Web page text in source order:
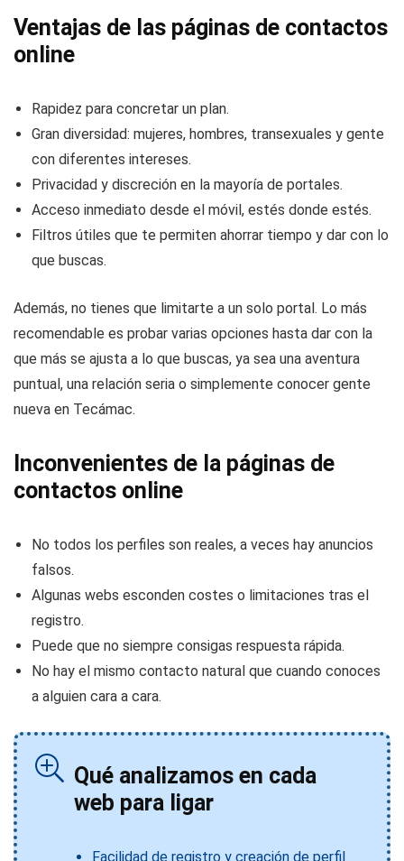
Ventajas de las páginas de contactos
online
Rapidez para concretar un plan.
Gran diversidad: mujeres, hombres, transexuales y gente
con diferentes intereses.
Privacidad y discreción en la mayoría de portales.
Acceso inmediato desde el móvil, estés donde estés.
Filtros útiles que te permiten ahorrar tiempo y dar con lo
que buscas.
Además, no tienes que limitarte a un solo portal. Lo más
recomendable es probar varias opciones hasta dar con la
que más se ajusta a lo que buscas, ya sea una aventura
puntual, una relación seria o simplemente conocer gente
nueva en Tecámac.
Inconvenientes de la páginas de
contactos online
No todos los perfiles son reales, a veces hay anuncios
falsos.
Algunas webs esconden costes o limitaciones tras el
registro.
Puede que no siempre consigas respuesta rápida.
No hay el mismo contacto natural que cuando conoces
a alguien cara a cara.
Qué analizamos en cada
web para ligar
Facilidad de registro y creación de perfil